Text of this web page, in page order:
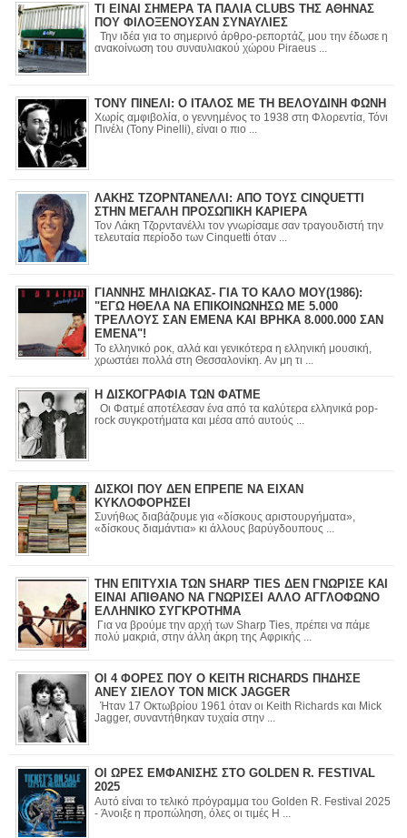
ΤΙ ΕΙΝΑΙ ΣΗΜΕΡΑ ΤΑ ΠΑΛΙΑ CLUBS ΤΗΣ ΑΘΗΝΑΣ
ΠΟΥ ΦΙΛΟΞΕΝΟΥΣΑΝ ΣΥΝΑΥΛΙΕΣ
Την ιδέα για το σημερινό άρθρο-ρεπορτάζ, μου την έδωσε η
ανακοίνωση του συναυλιακού χώρου Piraeus ...
ΤΟΝΥ ΠΙΝΕΛΙ: Ο ΙΤΑΛΟΣ ΜΕ ΤΗ ΒΕΛΟΥΔΙΝΗ ΦΩΝΗ
Χωρίς αμφιβολία, ο γεννημένος το 1938 στη Φλορεντία, Τόνι
Πινέλι (Tony Pinelli), είναι ο πιο ...
ΛΑΚΗΣ ΤΖΟΡΝΤΑΝΕΛΛΙ: ΑΠΟ ΤΟΥΣ CINQUETTI
ΣΤΗΝ ΜΕΓΑΛΗ ΠΡΟΣΩΠΙΚΗ ΚΑΡΙΕΡΑ
Τον Λάκη Τζορντανέλλι τον γνωρίσαμε σαν τραγουδιστή την
τελευταία περίοδο των Cinquetti όταν ...
ΓΙΑΝΝΗΣ ΜΗΛΙΩΚΑΣ- ΓΙΑ ΤΟ ΚΑΛΟ ΜΟΥ(1986):
"ΕΓΩ ΗΘΕΛΑ ΝΑ ΕΠΙΚΟΙΝΩΝΗΣΩ ΜΕ 5.000
ΤΡΕΛΛΟΥΣ ΣΑΝ ΕΜΕΝΑ ΚΑΙ ΒΡΗΚΑ 8.000.000 ΣΑΝ
ΕΜΕΝΑ"!
Το ελληνικό ροκ, αλλά και γενικότερα η ελληνική μουσική,
χρωστάει πολλά στη Θεσσαλονίκη. Αν μη τι ...
Η ΔΙΣΚΟΓΡΑΦΙΑ ΤΩΝ ΦΑΤΜΕ
Οι Φατμέ αποτέλεσαν ένα από τα καλύτερα ελληνικά pop-
rock συγκροτήματα και μέσα από αυτούς ...
ΔΙΣΚΟΙ ΠΟΥ ΔΕΝ ΕΠΡΕΠΕ ΝΑ ΕΙΧΑΝ
ΚΥΚΛΟΦΟΡΗΣΕΙ
Συνήθως διαβάζουμε για «δίσκους αριστουργήματα»,
«δίσκους διαμάντια» κι άλλους βαρύγδουπους ...
ΤΗΝ ΕΠΙΤΥΧΙΑ ΤΩΝ SHARP TIES ΔΕΝ ΓΝΩΡΙΣΕ ΚΑΙ
ΕΙΝΑΙ ΑΠΙΘΑΝΟ ΝΑ ΓΝΩΡΙΣΕΙ ΑΛΛΟ ΑΓΓΛΟΦΩΝΟ
ΕΛΛΗΝΙΚΟ ΣΥΓΚΡΟΤΗΜΑ
Για να βρούμε την αρχή των Sharp Ties, πρέπει να πάμε
πολύ μακριά, στην άλλη άκρη της Αφρικής ...
ΟΙ 4 ΦΟΡΕΣ ΠΟΥ Ο KEITH RICHARDS ΠΗΔΗΣΕ
ΑΝΕΥ ΣΙΕΛΟΥ ΤΟΝ MICK JAGGER
Ήταν 17 Οκτωβρίου 1961 όταν οι Keith Richards και Mick
Jagger, συναντήθηκαν τυχαία στην ...
ΟΙ ΩΡΕΣ ΕΜΦΑΝΙΣΗΣ ΣΤΟ GOLDEN R. FESTIVAL
2025
Αυτό είναι το τελικό πρόγραμμα του Golden R. Festival 2025
- Άνοιξε η προπώληση, όλες οι τιμές Η ...